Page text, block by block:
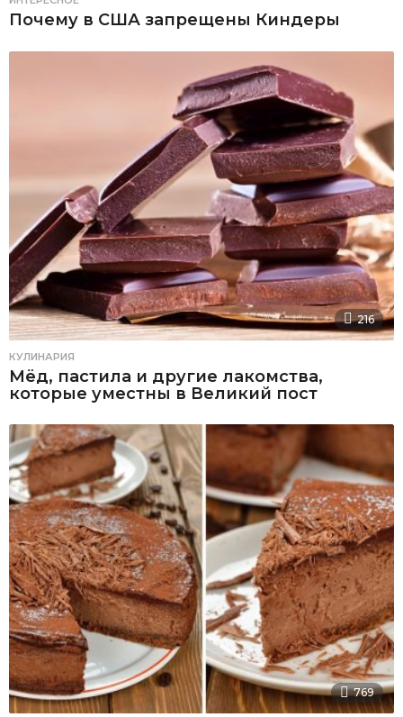
Почему в США запрещены Киндеры
216
КУЛИНАРИЯ
Мёд, пастила и другие лакомства,
которые уместны в Великий пост
769